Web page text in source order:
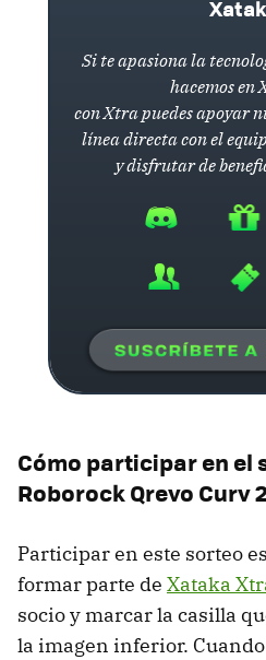
Si te apasiona la
hacemos en
con Xtra puedes apoyar
línea directa con el
y disfrutar de
Cómo participar en el
Roborock Qrevo Curv
Participar en este sorteo
formar parte de Xataka
socio y marcar la casilla
la imagen inferior.